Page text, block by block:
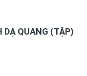
DẠ QUANG (TẬP)